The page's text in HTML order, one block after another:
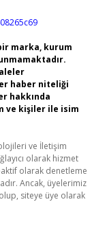
marka, kurum
haber niteliği
hakkında
ve kişiler ile isim
ve İletişim
olarak hizmet
olarak denetleme
Ancak, üyelerimiz
siteye üye olarak